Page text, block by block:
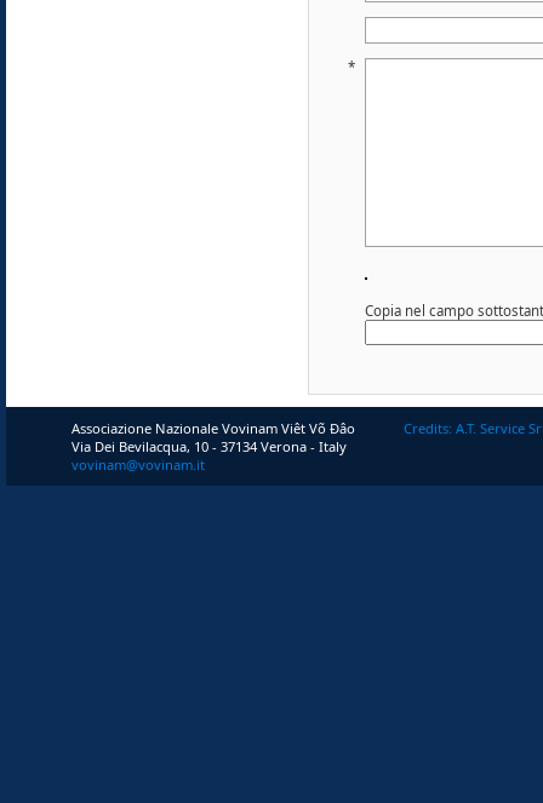
*
Copia nel campo
Associazione Nazionale Vovinam Viêt Võ Ðâo
Via Dei Bevilacqua, 10 - 37134 Verona - Italy
vovinam@vovinam.it
Credits: A.T. Service